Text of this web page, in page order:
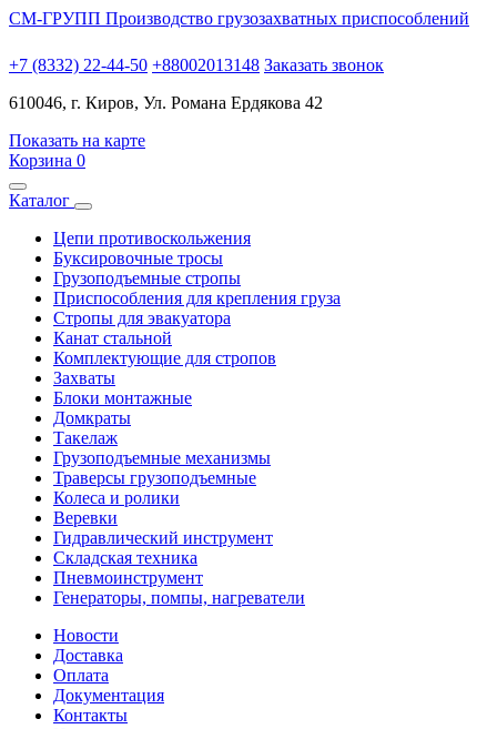
СМ-ГРУПП Производство грузозахватных приспособлений
+7 (8332) 22-44-50 +88002013148 Заказать звонок
610046, г. Киров, Ул. Романа Ердякова 42
Показать на карте
Корзина 0
Каталог
Цепи противоскольжения
Буксировочные тросы
Грузоподъемные стропы
Приспособления для крепления груза
Стропы для эвакуатора
Канат стальной
Комплектующие для стропов
Захваты
Блоки монтажные
Домкраты
Такелаж
Грузоподъемные механизмы
Траверсы грузоподъемные
Колеса и ролики
Веревки
Гидравлический инструмент
Складская техника
Пневмоинструмент
Генераторы, помпы, нагреватели
Новости
Доставка
Оплата
Документация
Контакты